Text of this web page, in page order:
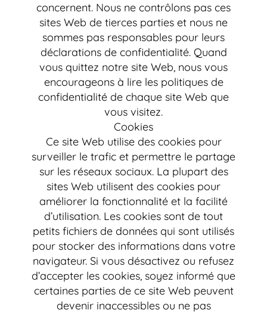
concernent. Nous ne contrôlons pas ces
sites Web de tierces parties et nous ne
sommes pas responsables pour leurs
déclarations de confidentialité. Quand
vous quittez notre site Web, nous vous
encourageons à lire les politiques de
confidentialité de chaque site Web que
vous visitez.
Cookies
Ce site Web utilise des cookies pour
surveiller le trafic et permettre le partage
sur les réseaux sociaux. La plupart des
sites Web utilisent des cookies pour
améliorer la fonctionnalité et la facilité
d’utilisation. Les cookies sont de tout
petits fichiers de données qui sont utilisés
pour stocker des informations dans votre
navigateur. Si vous désactivez ou refusez
d’accepter les cookies, soyez informé que
certaines parties de ce site Web peuvent
devenir inaccessibles ou ne pas